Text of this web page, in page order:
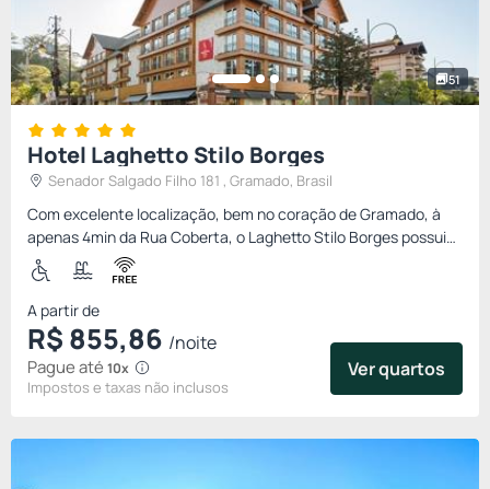
51
Hotel Laghetto Stilo Borges
Senador Salgado Filho 181 , Gramado, Brasil
Com excelente localização, bem no coração de Gramado, à
apenas 4min da Rua Coberta, o Laghetto Stilo Borges possui
fácil acesso aos principais pontos turísticos da cidade, na
qual...
A partir de
R$ 855,86 /noite
Impostos e taxas não inclusos
Pague até 10x Ver quartos